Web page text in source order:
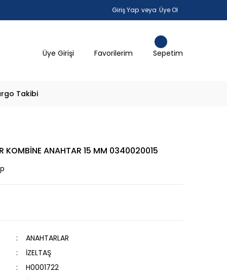
Giriş Yap veya Üye Ol
Üye Girişi Favorilerim Sepetim
Takibi
KOMBİNE ANAHTAR 15 MM 0340020015
ANAHTARLAR
İZELTAŞ
H0001722